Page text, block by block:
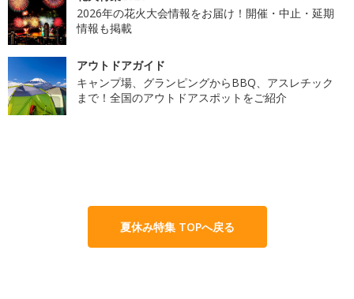
2026年の花火大会情報をお届け！開催・中止・延期
情報も掲載
アウトドアガイド
キャンプ場、グランピングからBBQ、アスレチック
まで！全国のアウトドアスポットをご紹介
夏休み特集 TOPへ戻る